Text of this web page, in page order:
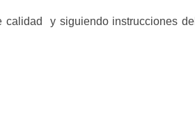
de Personas – Servicio Frecuente
calidad y siguiendo instrucciones